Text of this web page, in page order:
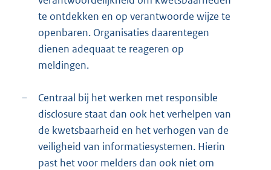
te ontdekken en op verantwoorde wijze te
openbaren. Organisaties daarentegen
dienen adequaat te reageren op
meldingen.
–
Centraal bij het werken met responsible
disclosure staat dan ook het verhelpen van
de kwetsbaarheid en het verhogen van de
veiligheid van informatiesystemen. Hierin
past het voor melders dan ook niet om